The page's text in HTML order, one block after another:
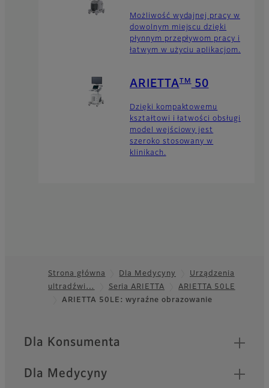
Możliwość wydajnej pracy w
dowolnym miejscu dzięki
płynnym przepływom pracy i
łatwym w użyciu aplikacjom.
ARIETTA TM 50
Dzięki kompaktowemu
kształtowi i łatwości obsługi
model wejściowy jest
szeroko stosowany w
klinikach.
Footer
Strona główna Dla Medycyny
Urządzenia
ultradźwi…
Seria ARIETTA
ARIETTA 50LE
ARIETTA 50LE: wyraźne obrazowanie
Quick Links
Dla Konsumenta
Dla Medycyny